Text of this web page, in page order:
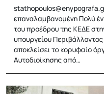
επαναλαμβανομένη Πολύ
του προέδρου της ΚΕΔΕ
υπουργείου Περιβάλλοντος
αποκλείσει το κορυφαίο
Αυτοδιοίκησης από…